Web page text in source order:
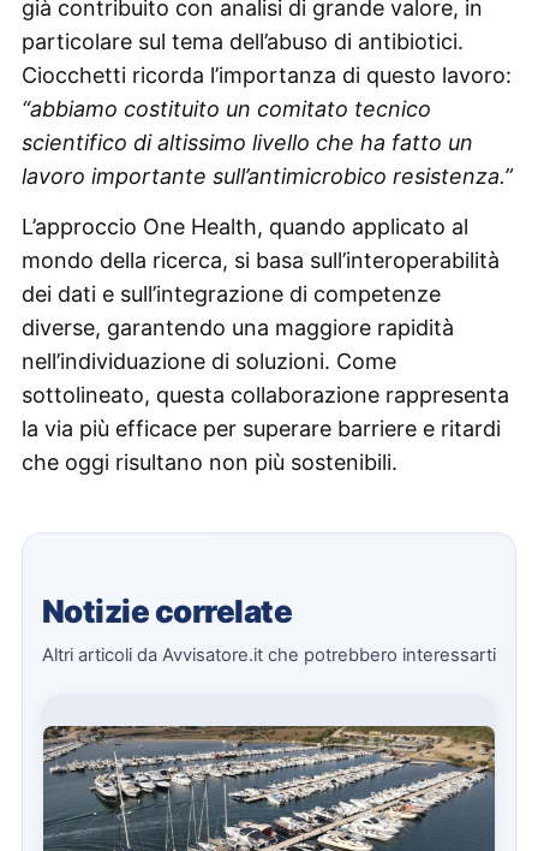
già contribuito con analisi di grande valore, in
particolare sul tema dell’abuso di antibiotici.
Ciocchetti ricorda l’importanza di questo lavoro:
“abbiamo costituito un comitato tecnico
scientifico di altissimo livello che ha fatto un
lavoro importante sull’antimicrobico resistenza.”
L’approccio One Health, quando applicato al
mondo della ricerca, si basa sull’interoperabilità
dei dati e sull’integrazione di competenze
diverse, garantendo una maggiore rapidità
nell’individuazione di soluzioni. Come
sottolineato, questa collaborazione rappresenta
la via più efficace per superare barriere e ritardi
che oggi risultano non più sostenibili.
Notizie correlate
Altri articoli da Avvisatore.it che potrebbero interessarti